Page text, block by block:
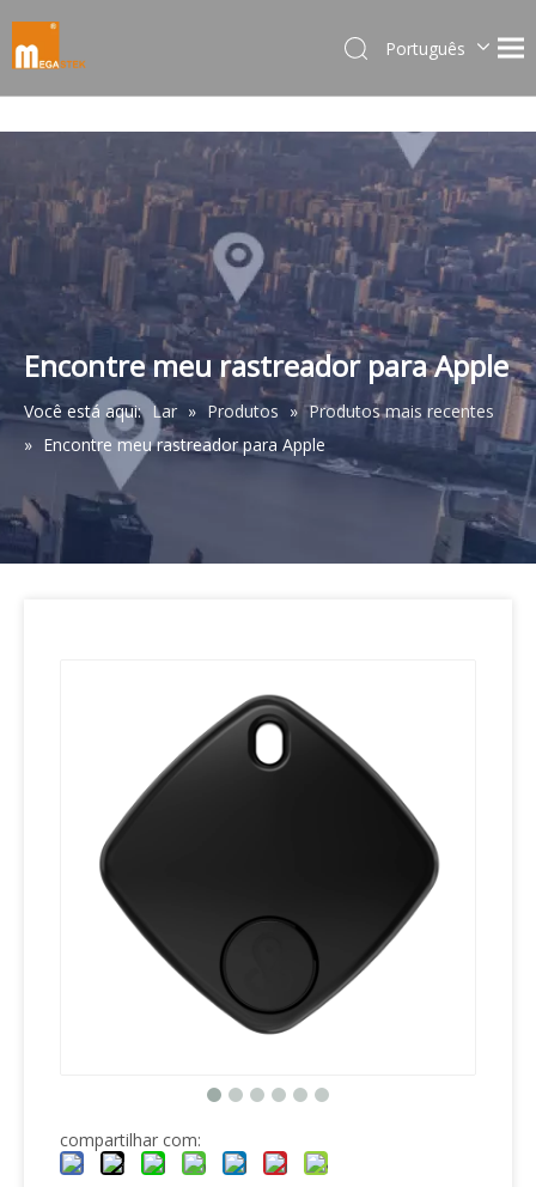
Português
한국어
日本語
Italiano
Deutsch
Español
Pусский
Français
简体中文
English
Encontre meu rastreador para Apple
Você está aqui: Lar » Produtos » Produtos mais recentes
» Encontre meu rastreador para Apple
compartilhar com: